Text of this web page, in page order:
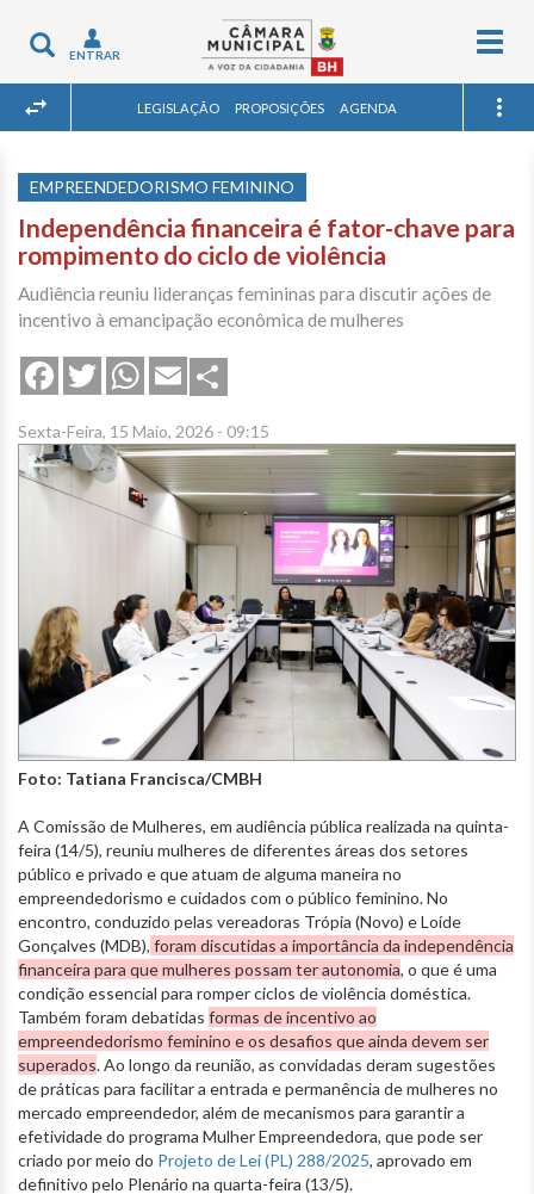
Toggle
navigation
ENTRAR
LEGISLAÇÃO PROPOSIÇÕES AGENDA
EMPREENDEDORISMO FEMININO
Independência financeira é fator-chave para
rompimento do ciclo de violência
Audiência reuniu lideranças femininas para discutir ações de
incentivo à emancipação econômica de mulheres
FacebookTwitterWhatsApp
Email
Sexta-Feira, 15 Maio, 2026 - 09:15
Foto: Tatiana Francisca/CMBH
A Comissão de Mulheres, em audiência pública realizada na quinta-
feira (14/5), reuniu mulheres de diferentes áreas dos setores
público e privado e que atuam de alguma maneira no
empreendedorismo e cuidados com o público feminino. No
encontro, conduzido pelas vereadoras Trópia (Novo) e Loíde
Gonçalves (MDB), foram discutidas a importância da independência
financeira para que mulheres possam ter autonomia, o que é uma
condição essencial para romper ciclos de violência doméstica.
Também foram debatidas formas de incentivo ao
empreendedorismo feminino e os desafios que ainda devem ser
superados. Ao longo da reunião, as convidadas deram sugestões
de práticas para facilitar a entrada e permanência de mulheres no
mercado empreendedor, além de mecanismos para garantir a
efetividade do programa Mulher Empreendedora, que pode ser
criado por meio do Projeto de Lei (PL) 288/2025, aprovado em
definitivo pelo Plenário na quarta-feira (13/5).